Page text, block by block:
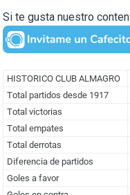
Si te gusta nuestro